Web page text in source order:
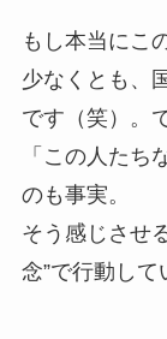
もし本当にこ
少なくとも、
です（笑）。
「この人たち
のも事実。
そう感じさせ
念”で行動して